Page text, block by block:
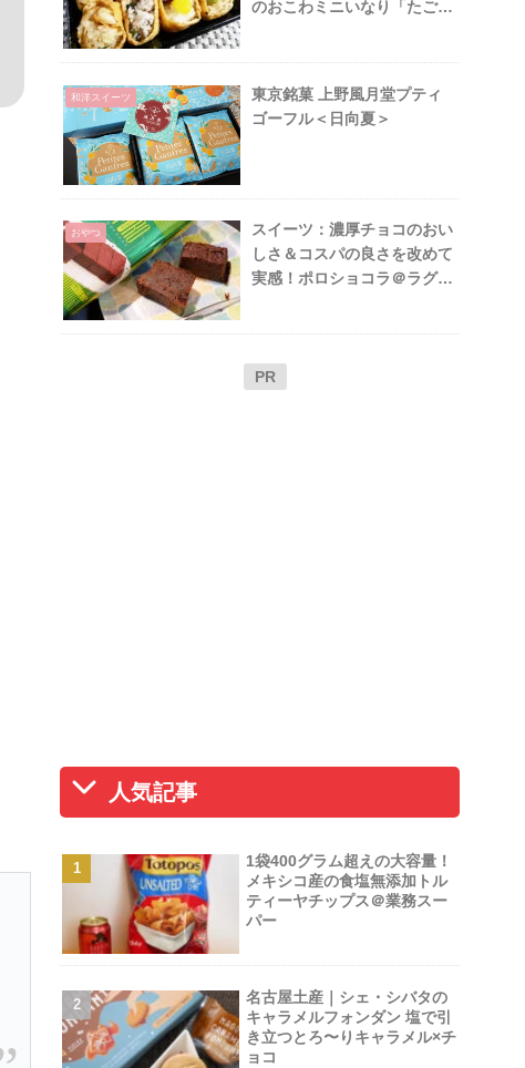
のおこわミニいなり「たごさ
和洋スイーツ
東京銘菓 上野風月堂プティ
ゴーフル＜日向夏＞
おやつ
スイーツ：濃厚チョコのおい
しさ＆コスパの良さを改めて
実感！ポロショコラ＠ラグノ
PR
人気記事
1袋400グラム超えの大容量！
メキシコ産の食塩無添加トル
ティーヤチップス＠業務スー
パー
名古屋土産｜シェ・シバタの
キャラメルフォンダン 塩で引
き立つとろ〜りキャラメル×チ
ョコ